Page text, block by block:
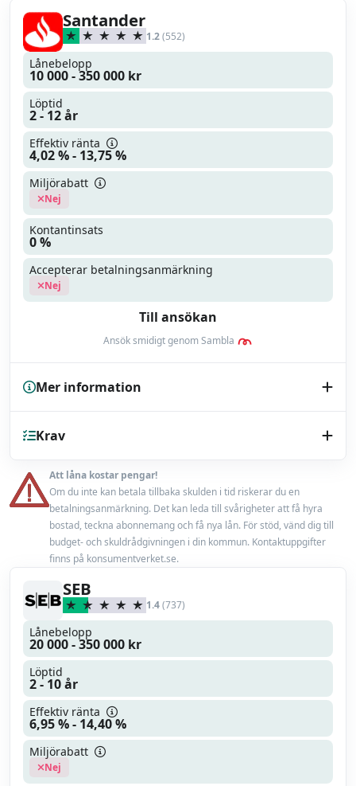
Max belåningsgrad
Uppläggningsavgift
Läs mer Läs omdöme
Santander
1.2(552)
Till ansökan
Ansök smidigt genom Sambla
Lånebelopp
10 000 - 350 000 kr
Löptid
2 - 12 år
Effektiv ränta
4,02 % - 13,75 %
Miljörabatt
Nej
Kontantinsats
0 %
Accepterar betalningsanmärkning
Nej
Mer information
Kreditupplysning UC
Endast bilhandlare
Låneförsäkring Ja
Max belåningsgrad 100 %
Läs mer
Krav
Minst 20 år
En fast inkomst från anställning eller pension
Accepterar ej betalningsanmärkning
Att låna kostar pengar!
Om du inte kan betala tillbaka skulden i tid riskerar du en
betalningsanmärkning. Det kan leda till svårigheter att få hyra
bostad, teckna abonnemang och få nya lån. För stöd, vänd dig till
budget- och skuldrådgivningen i din kommun. Kontaktuppgifter
finns på konsumentverket.se.
SEB
1.4(737)
Lånebelopp
20 000 - 350 000 kr
Löptid
2 - 10 år
Effektiv ränta
6,95 % - 14,40 %
Miljörabatt
Nej